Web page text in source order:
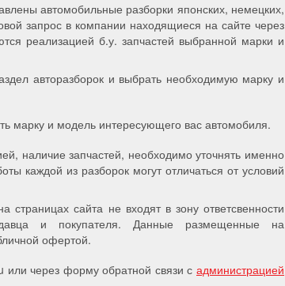
автомобильные разборки японских, немецких,
запрос в компании находящиеся на сайте через
реализацией б.у. запчастей выбранной марки и
авторазборок и выбрать необходимую марку и
марку и модель интересующего вас автомобиля.
наличие запчастей, необходимо уточнять именно
каждой из разборок могут отличаться от условий
сайта не входят в зону ответсвенности
и покупателя. Данные размещенные на
офертой.
или через форму обратной связи с администрацией